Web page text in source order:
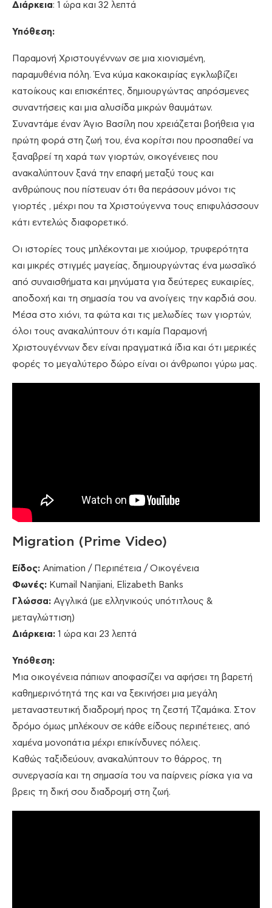
Διάρκεια: 1 ώρα και 32 λεπτά
Υπόθεση:
Παραμονή Χριστουγέννων σε μια χιονισμένη,
παραμυθένια πόλη. Ένα κύμα κακοκαιρίας εγκλωβίζει
κατοίκους και επισκέπτες, δημιουργώντας απρόσμενες
συναντήσεις και μια αλυσίδα μικρών θαυμάτων.
Συναντάμε έναν Άγιο Βασίλη που χρειάζεται βοήθεια για
πρώτη φορά στη ζωή του, ένα κορίτσι που προσπαθεί να
ξαναβρεί τη χαρά των γιορτών, οικογένειες που
ανακαλύπτουν ξανά την επαφή μεταξύ τους και
ανθρώπους που πίστευαν ότι θα περάσουν μόνοι τις
γιορτές , μέχρι που τα Χριστούγεννα τους επιφυλάσσουν
κάτι εντελώς διαφορετικό.
Οι ιστορίες τους μπλέκονται με χιούμορ, τρυφερότητα
και μικρές στιγμές μαγείας, δημιουργώντας ένα μωσαϊκό
από συναισθήματα και μηνύματα για δεύτερες ευκαιρίες,
αποδοχή και τη σημασία του να ανοίγεις την καρδιά σου.
Μέσα στο χιόνι, τα φώτα και τις μελωδίες των γιορτών,
όλοι τους ανακαλύπτουν ότι καμία Παραμονή
Χριστουγέννων δεν είναι πραγματικά ίδια και ότι μερικές
φορές το μεγαλύτερο δώρο είναι οι άνθρωποι γύρω μας.
Migration (Prime Video)
Είδος: Animation / Περιπέτεια / Οικογένεια
Φωνές: Kumail Nanjiani, Elizabeth Banks
Γλώσσα: Αγγλικά (με ελληνικούς υπότιτλους &
μεταγλώττιση)
Διάρκεια: 1 ώρα και 23 λεπτά
Υπόθεση:
Μια οικογένεια πάπιων αποφασίζει να αφήσει τη βαρετή
καθημερινότητά της και να ξεκινήσει μια μεγάλη
μεταναστευτική διαδρομή προς τη ζεστή Τζαμάικα. Στον
δρόμο όμως μπλέκουν σε κάθε είδους περιπέτειες, από
χαμένα μονοπάτια μέχρι επικίνδυνες πόλεις.
Καθώς ταξιδεύουν, ανακαλύπτουν το θάρρος, τη
συνεργασία και τη σημασία του να παίρνεις ρίσκα για να
βρεις τη δική σου διαδρομή στη ζωή.